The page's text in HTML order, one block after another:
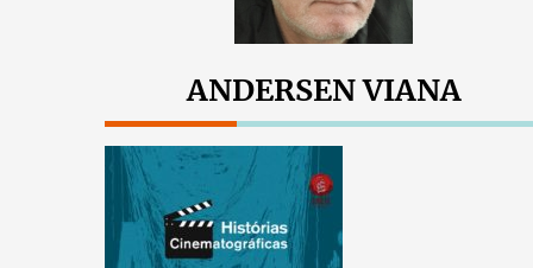
ANDERSEN VIANA